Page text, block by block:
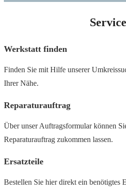
Service
Werkstatt finden
Finden Sie mit Hilfe unserer
Ihrer Nähe.
Reparaturauftrag
Über unser Auftragsformular können
Reparaturauftrag zukommen lassen.
Ersatzteile
Bestellen Sie hier direkt ein benötigtes